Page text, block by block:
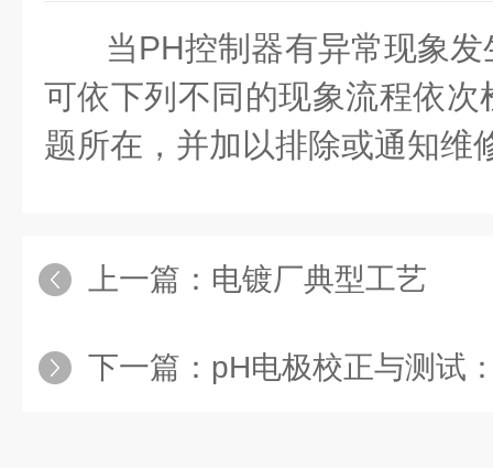
当PH控制器有异常现象
可依下列不同的现象流程依
题所在，并加以排除或通知维
上一篇： 电镀厂典型工艺
下一篇： pH电极校正与测试